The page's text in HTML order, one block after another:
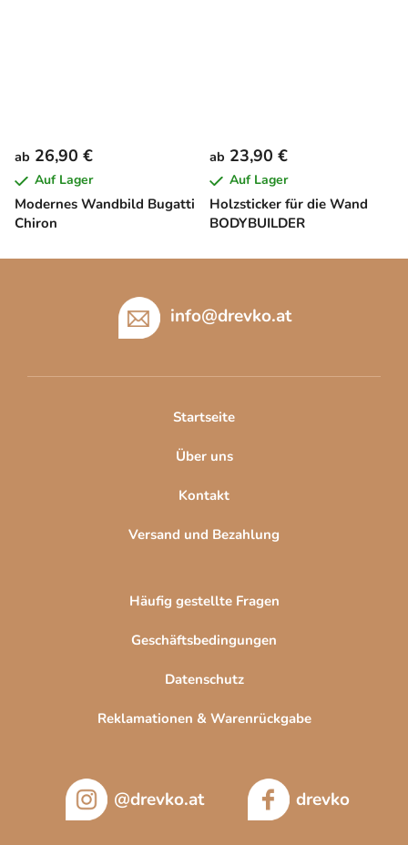
Modernes Wandbild Bugatti
Chiron
ab 26,90 €
Auf Lager
Holzsticker für die Wand
BODYBUILDER
ab 23,90 €
Auf Lager
info@drevko.at
Startseite
Über uns
Kontakt
Versand und Bezahlung
Häufig gestellte Fragen
Geschäftsbedingungen
Datenschutz
Reklamationen & Warenrückgabe
@drevko.at drevko